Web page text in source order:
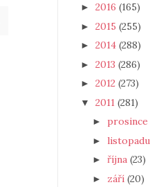
► 2016 (165)
► 2015 (255)
► 2014 (288)
► 2013 (286)
► 2012 (273)
▼ 2011 (281)
► prosince
► listopadu
► října (23)
► září (20)